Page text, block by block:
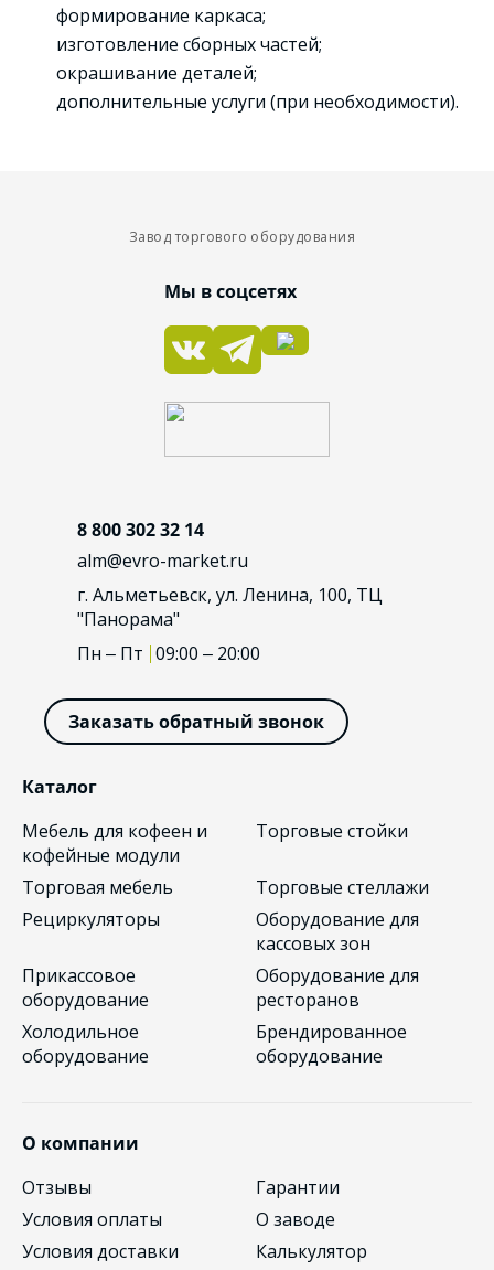
формирование каркаса;
изготовление сборных частей;
окрашивание деталей;
дополнительные услуги (при необходимости).
Завод торгового оборудования
Мы в соцсетях
Каталог
Мебель для кофеен и
кофейные модули
Торговые стойки
Торговая мебель
Торговые стеллажи
Рециркуляторы
Оборудование для
кассовых зон
Прикассовое
оборудование
Оборудование для
ресторанов
Холодильное
оборудование
Брендированное
оборудование
О компании
Отзывы
Гарантии
Условия оплаты
О заводе
Условия доставки
Калькулятор
8 800 302 32 14
alm@evro-market.ru
г. Альметьевск, ул. Ленина, 100, ТЦ
"Панорама"
Пн – Пт 09:00 – 20:00
Заказать обратный звонок